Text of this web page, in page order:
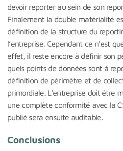
devoir reporter au sein de son
Finalement la double matérialité
définition de la structure du
l’entreprise. Cependant ce n’est
effet, il reste encore à définir son
quels points de données sont à
définition de périmètre et de
primordiale. L’entreprise doit être
une complète conformité avec la
publié sera ensuite auditable.
Conclusions